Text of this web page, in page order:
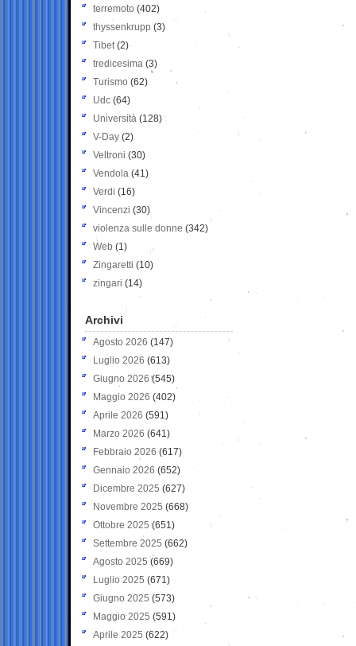
terremoto (402)
thyssenkrupp (3)
Tibet(2)
tredicesima (3)
Turismo (62)
Udc (64)
Università (128)
V-Day (2)
Veltroni (30)
Vendola (41)
Verdi (16)
Vincenzi (30)
violenza sulle donne (342)
Web (1)
Zingaretti (10)
zingari (14)
Archivi
Agosto 2026 (147)
Luglio 2026 (613)
Giugno 2026 (545)
Maggio 2026 (402)
Aprile 2026 (591)
Marzo 2026 (641)
Febbraio 2026 (617)
Gennaio 2026 (652)
Dicembre 2025 (627)
Novembre 2025 (668)
Ottobre 2025 (651)
Settembre 2025 (662)
Agosto 2025 (669)
Luglio 2025 (671)
Giugno 2025 (573)
Maggio 2025 (591)
Aprile 2025 (622)